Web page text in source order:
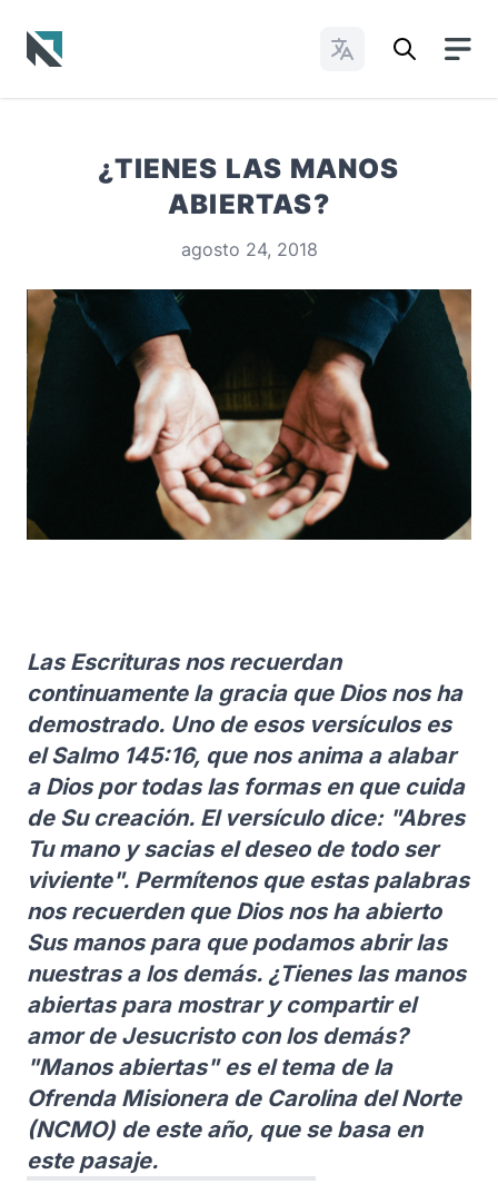
Cambiar idioma
¿TIENES LAS MANOS
ABIERTAS?
agosto 24, 2018
Las Escrituras nos recuerdan
continuamente la gracia que Dios nos ha
demostrado. Uno de esos versículos es
el Salmo 145:16, que nos anima a alabar
a Dios por todas las formas en que cuida
de Su creación. El versículo dice: "Abres
Tu mano y sacias el deseo de todo ser
viviente". Permítenos que estas palabras
nos recuerden que Dios nos ha abierto
Sus manos para que podamos abrir las
nuestras a los demás. ¿Tienes las manos
abiertas para mostrar y compartir el
amor de Jesucristo con los demás?
"Manos abiertas" es el tema de la
Ofrenda Misionera de Carolina del Norte
(NCMO) de este año, que se basa en
este pasaje.